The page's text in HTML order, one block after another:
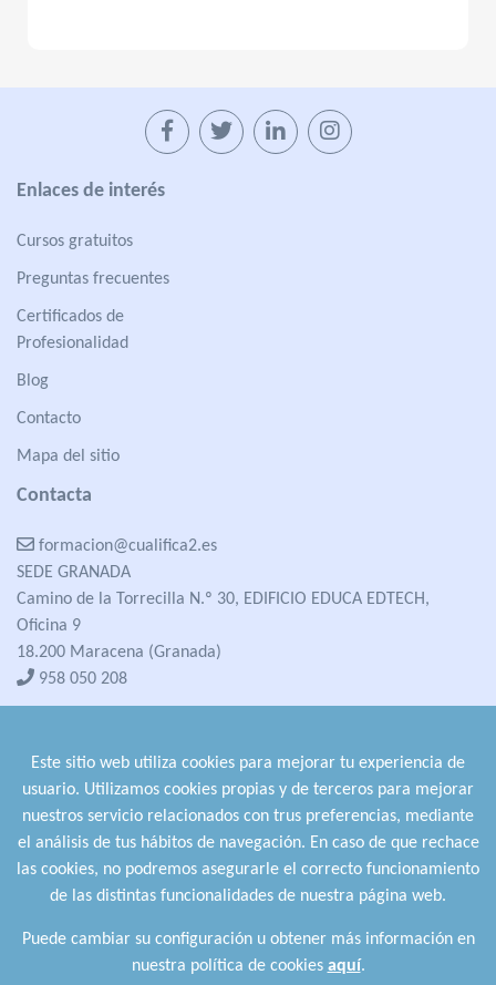
Enlaces de interés
Cursos gratuitos
Preguntas frecuentes
Certificados de
Profesionalidad
Blog
Contacto
Mapa del sitio
Contacta
formacion@cualifica2.es
SEDE GRANADA
Camino de la Torrecilla N.º 30, EDIFICIO EDUCA EDTECH,
Oficina 9
18.200 Maracena (Granada)
958 050 208
958 991 970
Este sitio web utiliza cookies para mejorar tu experiencia de
usuario. Utilizamos cookies propias y de terceros para mejorar
nuestros servicio relacionados con trus preferencias, mediante
el análisis de tus hábitos de navegación. En caso de que rechace
las cookies, no podremos asegurarle el correcto funcionamiento
de las distintas funcionalidades de nuestra página web.
Puede cambiar su configuración u obtener más información en
nuestra política de cookies aquí.